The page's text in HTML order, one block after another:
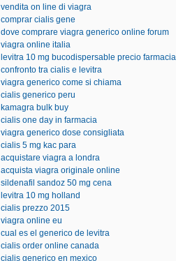
vendita on line di viagra
comprar cialis gene
dove comprare viagra generico online forum
viagra online italia
levitra 10 mg bucodispersable precio farmacia
confronto tra cialis e levitra
viagra generico come si chiama
cialis generico peru
kamagra bulk buy
cialis one day in farmacia
viagra generico dose consigliata
cialis 5 mg kac para
acquistare viagra a londra
acquista viagra originale online
sildenafil sandoz 50 mg cena
levitra 10 mg holland
cialis prezzo 2015
viagra online eu
cual es el generico de levitra
cialis order online canada
cialis generico en mexico